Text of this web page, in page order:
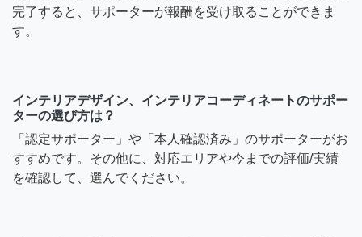
完了すると、サポーターが報酬を受け取ることができま
す。
インテリアデザイン、インテリアコーディネートのサポー
ターの選び方は？
「認定サポーター」や「本人確認済み」のサポーターがお
すすめです。その他に、対応エリアや今までの評価/実績
を確認して、選んでください。